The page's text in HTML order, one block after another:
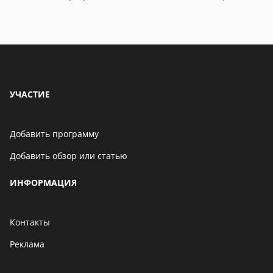
Бенчмарк AnTuTu
06 мая 2021
УЧАСТИЕ
Добавить программу
Добавить обзор или статью
ИНФОРМАЦИЯ
Контакты
Реклама